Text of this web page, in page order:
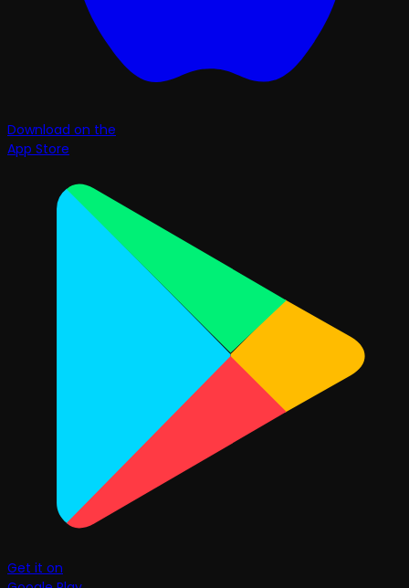
Download on the
App Store
Get it on